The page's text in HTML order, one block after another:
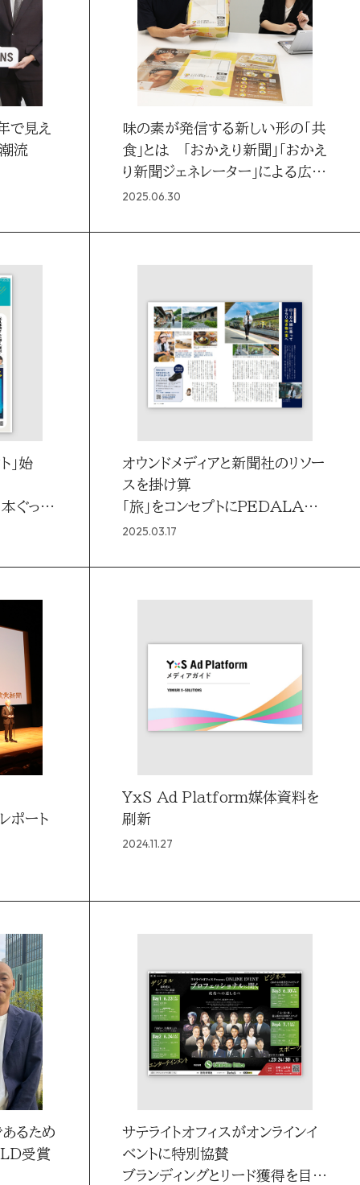
で見え
流
味の素が発信する新しい形の「共
食」とは 「おかえり新聞」「おかえ
り新聞ジェネレーター」による広告
施策を実施
2025.06.30
」始
ぐっす
オウンドメディアと新聞社のリソー
スを掛け算
「旅」をコンセプトにPEDALA
SPORTSの魅力を訴求
2025.03.17
ート
YxS Ad Platform媒体資料を
刷新
2024.11.27
るため
受賞
サテライトオフィスがオンラインイ
ベントに特別協賛
ブランディングとリード獲得を目的